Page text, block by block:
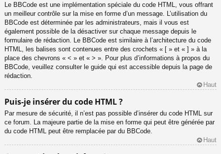
Le BBCode est une implémentation spéciale du code HTML, vous offrant
un meilleur contrôle sur la mise en forme d’un message. L’utilisation du
BBCode est déterminée par les administrateurs, mais il vous est
également possible de la désactiver sur chaque message depuis le
formulaire de rédaction. Le BBCode est similaire à l’architecture du code
HTML, les balises sont contenues entre des crochets « [ » et « ] » à la
place des chevrons « < » et « > ». Pour plus d’informations à propos du
BBCode, veuillez consulter le guide qui est accessible depuis la page de
rédaction.
Haut
Puis-je insérer du code HTML ?
Par mesure de sécurité, il n’est pas possible d’insérer du code HTML sur
ce forum. La majeure partie de la mise en forme qui peut être générée par
du code HTML peut être remplacée par du BBCode.
Haut